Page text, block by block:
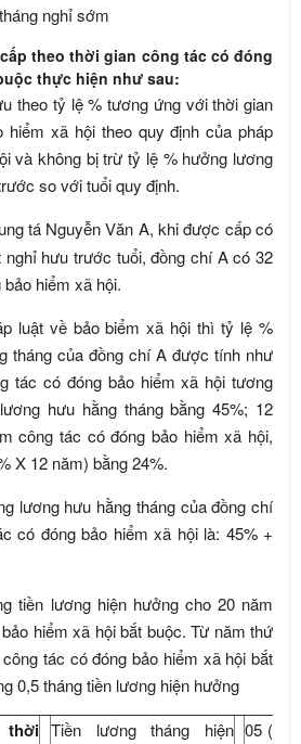
nghỉ sớm
theo thời gian công tác có đóng
thực hiện như sau:
theo tỷ lệ % tương ứng với thời gian
hiểm xã hội theo quy định của pháp
và không bị trừ tỷ lệ % hưởng lương
so với tuổi quy định.
tá Nguyễn Văn A, khi được cấp có
nghỉ hưu trước tuổi, đồng chí A có 32
hiểm xã hội.
luật về bảo biểm xã hội thì tỷ lệ %
tháng của đồng chí A được tính như
tác có đóng bảo hiểm xã hội tương
hưu hằng tháng bằng 45%; 12
công tác có đóng bảo hiểm xã hội,
X 12 năm) bằng 24%.
lương hưu hằng tháng của đồng chí
có đóng bảo hiểm xã hội là: 45% +
tiền lương hiện hưởng cho 20 năm
hiểm xã hội bắt buộc. Từ năm thứ
tác có đóng bảo hiểm xã hội bắt
0,5 tháng tiền lương hiện hưởng
thời Tiền lương tháng hiện 05 (đối